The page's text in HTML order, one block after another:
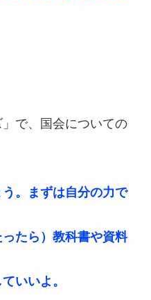
で、国会についての
。まずは自分の力で
たら）教科書や資料
いいよ。